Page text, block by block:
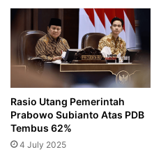
Rasio Utang Pemerintah
Prabowo Subianto Atas PDB
Tembus 62%
4 July 2025